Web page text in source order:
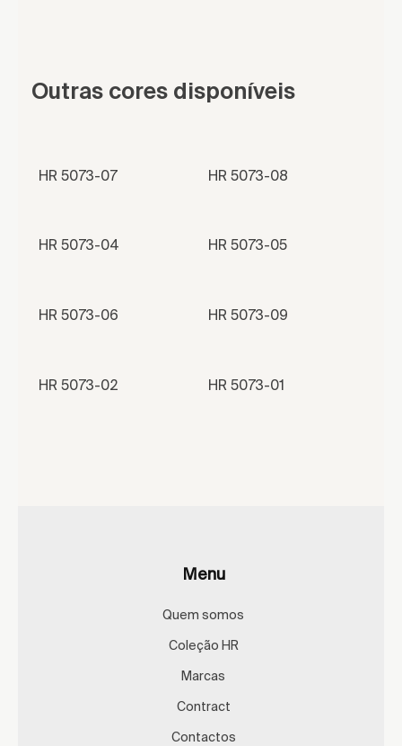
Outras cores disponíveis
HR 5073-07 HR 5073-08
HR 5073-04 HR 5073-05
HR 5073-06 HR 5073-09
HR 5073-02 HR 5073-01
Menu
Quem somos
Coleção HR
Marcas
Contract
Contactos